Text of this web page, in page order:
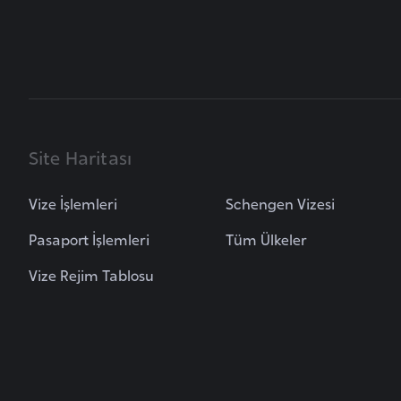
Site Haritası
Vize İşlemleri
Pasaport İşlemleri
Vize Rejim Tablosu
Schengen Vizesi
Tüm Ülkeler
s
e
l